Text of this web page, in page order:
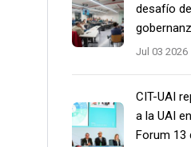
desafío
Jul 03 2026
CIT-UAI
a la UAI
Forum 13